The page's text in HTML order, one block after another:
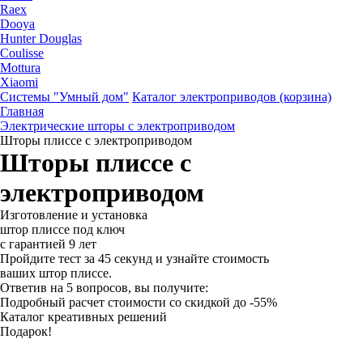
Raex
Dooya
Hunter Douglas
Coulisse
Mottura
Xiaomi
Системы "Умный дом" Каталог электроприводов (корзина)
Главная
Электрические шторы с электроприводом
Шторы плиссе с электроприводом
Шторы плиссе с
электроприводом
Изготовление и установка
штор плиссе под ключ
с гарантией 9 лет
Пройдите тест за 45 секунд и узнайте стоимость
ваших штор плиссе.
Ответив на 5 вопросов, вы получите:
Подробный расчет стоимости со скидкой до -55%
Каталог креативных решений
Подарок!